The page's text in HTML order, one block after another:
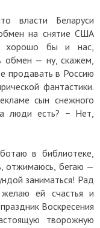
власти Беларуси
на снятие США
хорошо бы и нас,
обмен — ну, скажем,
продавать в Россию
фантастики.
сын снежного
люди есть? − Нет,
в библиотеке,
отжимаюсь, бегаю —
заниматься! Рад
ей счастья и
Воскресения
творожную